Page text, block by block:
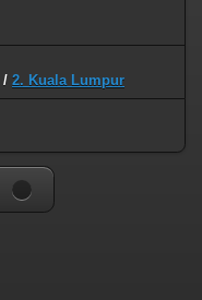
/ 2. Kuala Lumpur